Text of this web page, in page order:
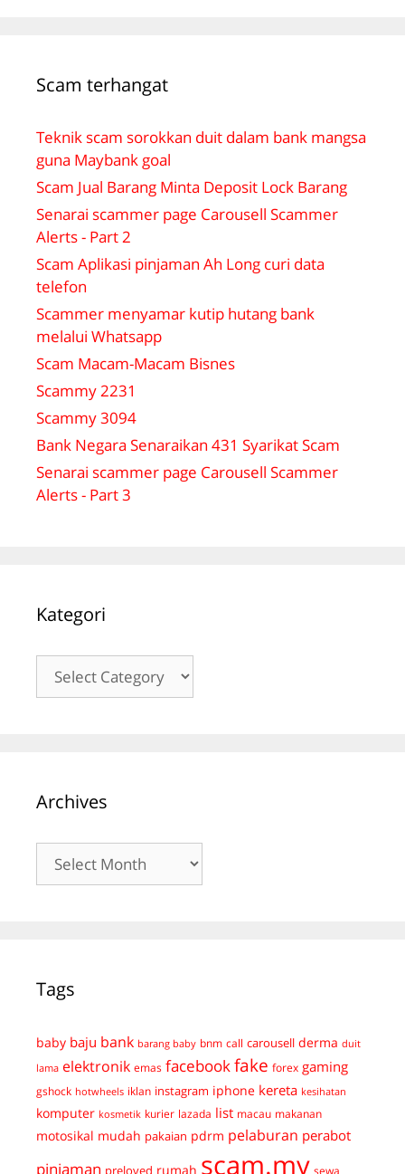
Scam terhangat
Teknik scam sorokkan duit dalam bank mangsa
guna Maybank goal
Scam Jual Barang Minta Deposit Lock Barang
Senarai scammer page Carousell Scammer
Alerts - Part 2
Scam Aplikasi pinjaman Ah Long curi data
telefon
Scammer menyamar kutip hutang bank
melalui Whatsapp
Scam Macam-Macam Bisnes
Scammy 2231
Scammy 3094
Bank Negara Senaraikan 431 Syarikat Scam
Senarai scammer page Carousell Scammer
Alerts - Part 3
Kategori
Kategori
Archives
Archives
Tags
baby baju bank barang baby bnm call carousell derma duit
lama elektronik emas facebookfake forex gaming
gshock hotwheels iklan instagram iphone kereta kesihatan
komputer kosmetik kurier lazada list macau makanan
motosikal mudah pakaian pdrm pelaburan perabot
pinjaman preloved rumah scam.my sewa